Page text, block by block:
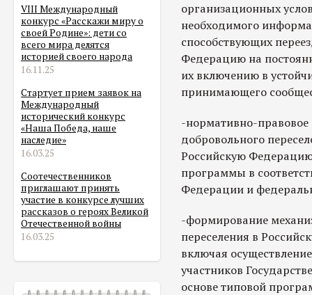
VIII Международный
конкурс «Расскажи миру о
своей Родине»: дети со
всего мира делятся
историей своего народа
16.11.25
Стартует прием заявок на
Международный
исторический конкурс
«Наша Победа, наше
наследие»
16.03.25
Соотечественников
приглашают принять
участие в конкурсе лучших
рассказов о героях Великой
Отечественной войны
16.03.25
организационных
необходимого
способствующих
Федерацию на
их включению в
принимающего
-нормативно-правовое
добровольного
Российскую
программы в
Федерации и
-формирование
переселения в
включая
участников
основе типовой